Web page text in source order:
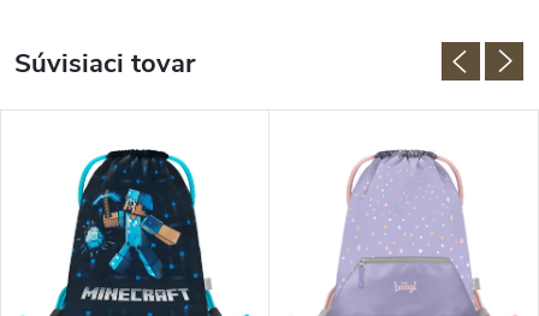
Súvisiaci tovar